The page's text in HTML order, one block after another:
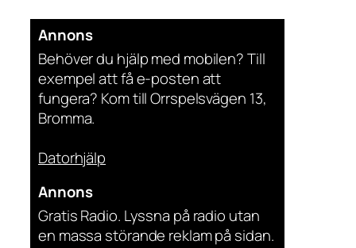
Annons
Behöver du hjälp med mobilen? Till
exempel att få e-posten att
fungera? Kom till Orrspelsvägen 13,
Bromma.
Datorhjälp
Annons
Gratis Radio. Lyssna på radio utan
en massa störande reklam på sidan.